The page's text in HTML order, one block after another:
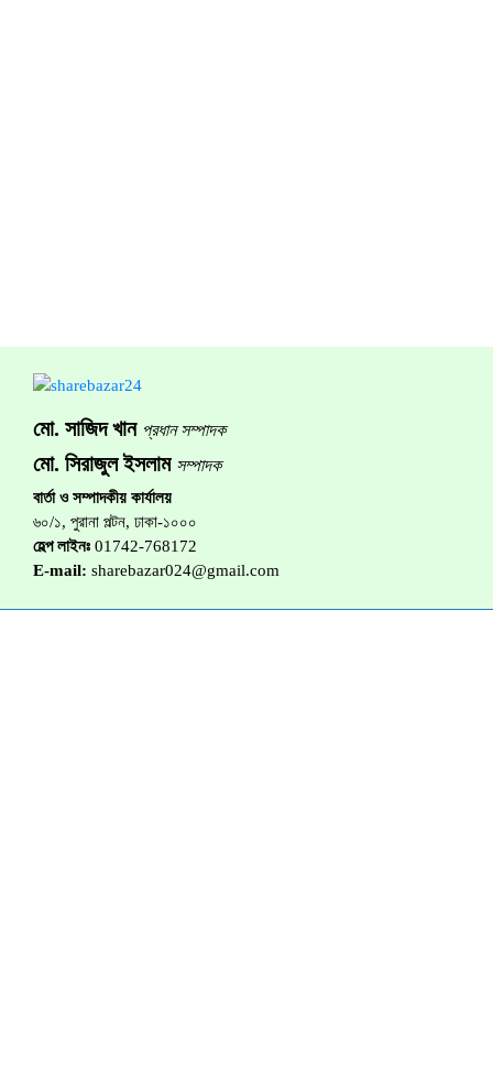
মো. সাজিদ খান প্রধান সম্পাদক
মো. সিরাজুল ইসলাম সম্পাদক
বার্তা ও সম্পাদকীয় কার্যালয়
৬০/১, পুরানা পল্টন, ঢাকা-১০০০
হেল্প লাইনঃ 01742-768172
E-mail: sharebazar024@gmail.com